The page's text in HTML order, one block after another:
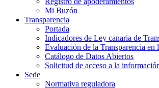
Mi Buzón
Transparencia
Portada
Indicadores de Ley canaria de
Evaluación de la Transparencia en
Catálogo de Datos Abiertos
Solicitud de acceso a la
Sede
Normativa reguladora